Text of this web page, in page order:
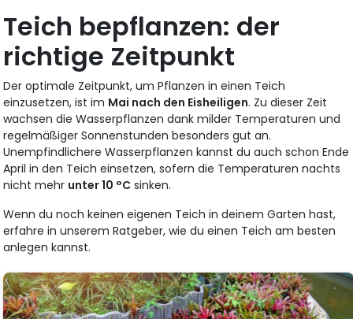
Teich bepflanzen: der
richtige Zeitpunkt
Der optimale Zeitpunkt, um Pflanzen in einen Teich
einzusetzen, ist im Mai nach den Eisheiligen. Zu dieser Zeit
wachsen die Wasserpflanzen dank milder Temperaturen und
regelmäßiger Sonnenstunden besonders gut an.
Unempfindlichere Wasserpflanzen kannst du auch schon Ende
April in den Teich einsetzen, sofern die Temperaturen nachts
nicht mehr unter 10 °C sinken.
Wenn du noch keinen eigenen Teich in deinem Garten hast,
erfahre in unserem Ratgeber, wie du einen Teich am besten
anlegen kannst.